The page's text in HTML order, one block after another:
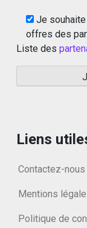
Je
offres des
Liste des
Liens
Contactez-nous
Mentions
Politique de